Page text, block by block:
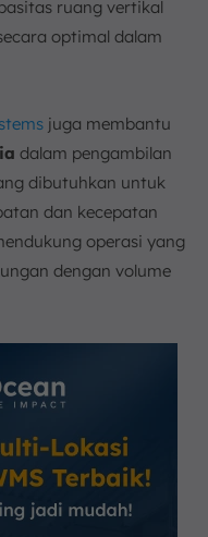
ruang vertikal
optimal dalam
juga membantu
dalam pengambilan
dibutuhkan untuk
dan kecepatan
operasi yang
dengan volume